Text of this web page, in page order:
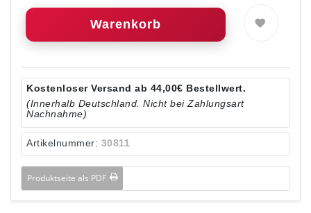
Warenkorb
Kostenloser Versand ab 44,00€ Bestellwert.
(Innerhalb Deutschland. Nicht bei Zahlungsart
Nachnahme)
Artikelnummer: 30811
Produktseite als PDF